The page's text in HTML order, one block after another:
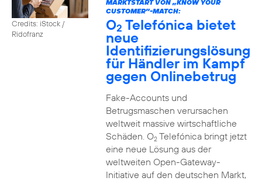
Credits: iStock /
Ridofranz
MARKTSTART VON „KNOW YOUR
CUSTOMER”-MATCH:
O2 Telefónica bietet
neue
Identifizierungslösung
für Händler im Kampf
gegen Onlinebetrug
Fake-Accounts und
Betrugsmaschen verursachen
weltweit massive wirtschaftliche
Schäden. O2Telefónica bringt jetzt
eine neue Lösung aus der
weltweiten Open-Gateway-
Initiative auf den deutschen Markt,